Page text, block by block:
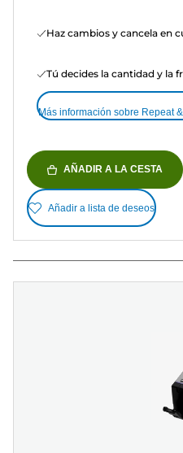
Haz cambios y cancela en
Tú decides la cantidad y la
Más información sobre Repeat
AÑADIR A LA CESTA
Añadir a lista de deseos